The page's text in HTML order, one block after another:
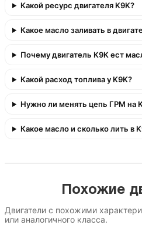
Какой ресурс двигателя K9K?
Какое масло заливать в
Почему двигатель K9K ест
Какой расход топлива у K9K?
Нужно ли менять цепь ГРМ на
Какое масло и сколько лить в
Похожие
Двигатели с похожими
или аналогичного класса.